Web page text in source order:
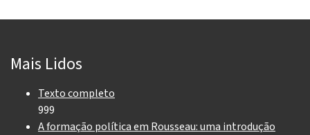
Mais Lidos
Texto completo
999
A formação política em Rousseau: uma introdução